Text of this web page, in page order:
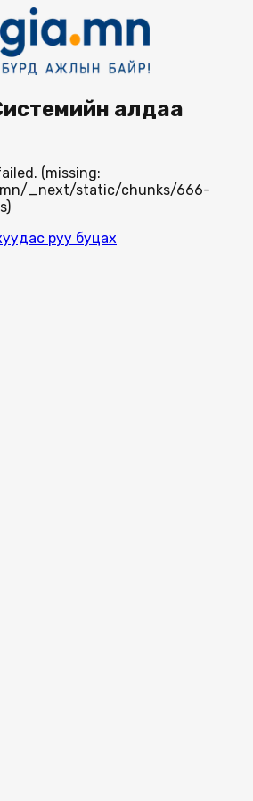
алдаа
(missing:
_next/static/chunks/666-
руу буцах